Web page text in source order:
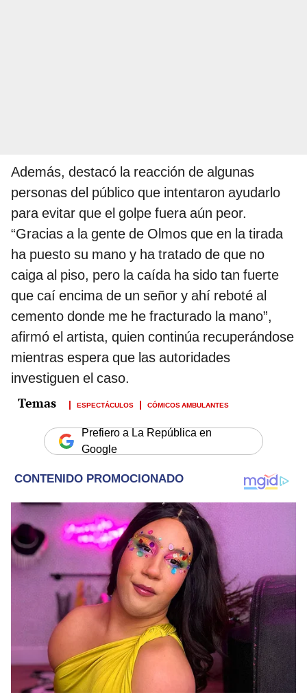
Además, destacó la reacción de algunas
personas del público que intentaron ayudarlo
para evitar que el golpe fuera aún peor.
“Gracias a la gente de Olmos que en la tirada
ha puesto su mano y ha tratado de que no
caiga al piso, pero la caída ha sido tan fuerte
que caí encima de un señor y ahí reboté al
cemento donde me he fracturado la mano”,
afirmó el artista, quien continúa recuperándose
mientras espera que las autoridades
investiguen el caso.
ESPECTÁCULOS CÓMICOS AMBULANTES
Prefiero a La República en
Google